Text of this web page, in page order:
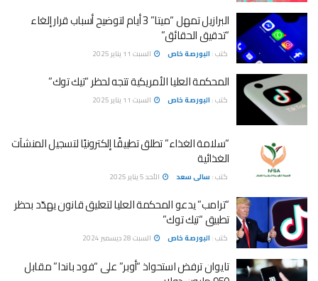
البرازيل تمهل “ميتا” 3 أيام لتوضيح أسباب قرار إلغاء
“تدقيق الحقائق”
كتب : البورصة خاص السبت 11 يناير 2025
المحكمة العليا الأمريكية تتجه لحظر “تيك توك”
كتب : البورصة خاص السبت 11 يناير 2025
“سلامة الغذاء” تطلق تطبيقًا إلكترونيًا لتسجيل المنشآت
الغذائية
كتب : سالى سعد الأحد 5 يناير 2025
“ترامب” يدعو المحكمة العليا لتعليق قانون يهدّد بحظر
تطبيق “تيك توك”
كتب : البورصة خاص السبت 28 ديسمبر 2024
تايوان ترفض استحواذ “أوبر” على “فود باندا” مقابل